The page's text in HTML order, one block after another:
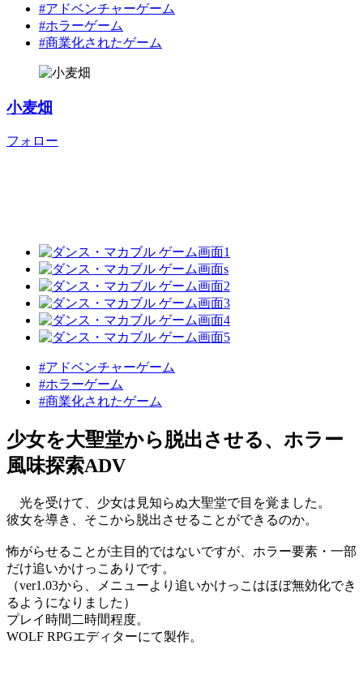
#アドベンチャーゲーム
#ホラーゲーム
#商業化されたゲーム
小麦畑
フォロー
#アドベンチャーゲーム
#ホラーゲーム
#商業化されたゲーム
少女を大聖堂から脱出させる、ホラー
風味探索ADV
光を受けて、少女は見知らぬ大聖堂で目を覚ました。
彼女を導き、そこから脱出させることができるのか。
怖がらせることが主目的ではないですが、ホラー要素・一部
だけ追いかけっこありです。
（ver1.03から、メニューより追いかけっこはほぼ無効化でき
るようになりました）
プレイ時間二時間程度。
WOLF RPGエディターにて製作。